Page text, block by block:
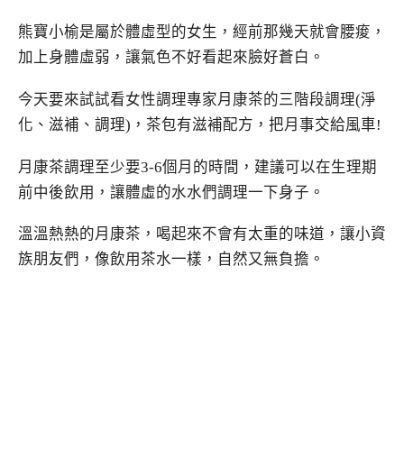
熊寶小榆是屬於體虛型的女生，經前那幾天就會腰痠，
加上身體虛弱，讓氣色不好看起來臉好蒼白。
今天要來試試看女性調理專家月康茶的三階段調理(淨
化、滋補、調理)，茶包有滋補配方，把月事交給風車!
月康茶調理至少要3-6個月的時間，建議可以在生理期
前中後飲用，讓體虛的水水們調理一下身子。
溫溫熱熱的月康茶，喝起來不會有太重的味道，讓小資
族朋友們，像飲用茶水一樣，自然又無負擔。